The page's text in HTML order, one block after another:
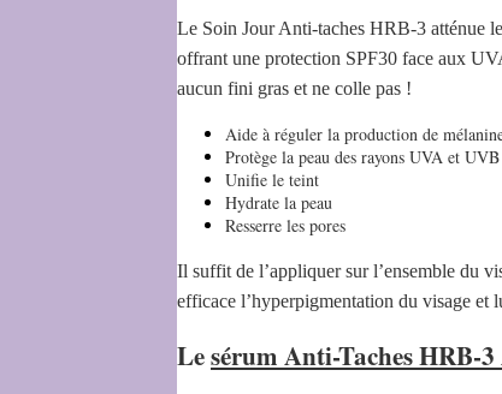
Le Soin Jour Anti-taches HRB-3 atténue
offrant une protection SPF30 face aux
aucun fini gras et ne colle pas !
Aide à réguler la production de
Protège la peau des rayons UVA et UVB
Unifie le teint
Hydrate la peau
Resserre les pores
Il suffit de l’appliquer sur l’ensemble du
efficace l’hyperpigmentation du visage et
Lesérum Anti-Taches HRB-